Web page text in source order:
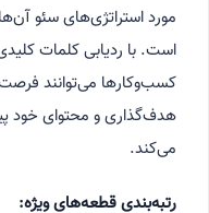
مورد استراتژی‌های سئو
است. با ردیابی کلمات کلیدی
کسب‌وکارها می‌توانند
هدف‌گذاری و محتوای خود
می‌کند.
رتبه‌بندی قطعه‌های ویژه: